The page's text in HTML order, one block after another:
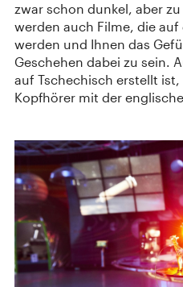
zwar schon dunkel, aber
werden auch Filme, die
werden und Ihnen das
Geschehen dabei zu sein.
auf Tschechisch erstellt
Kopfhörer mit der